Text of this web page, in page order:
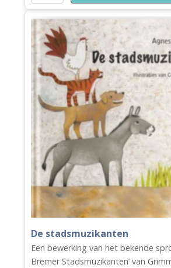
opruimspin
aantal
De stadsmuzikanten
Een bewerking van het bekende
Bremer Stadsmuzikanten’ van